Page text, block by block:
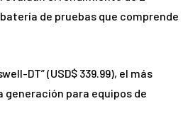
de pruebas que comprende
DT” (USD$ 339.99), el más
para equipos de